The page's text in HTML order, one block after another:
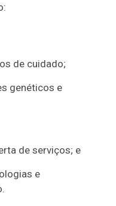
de cuidado;
genéticos e
de serviços; e
e